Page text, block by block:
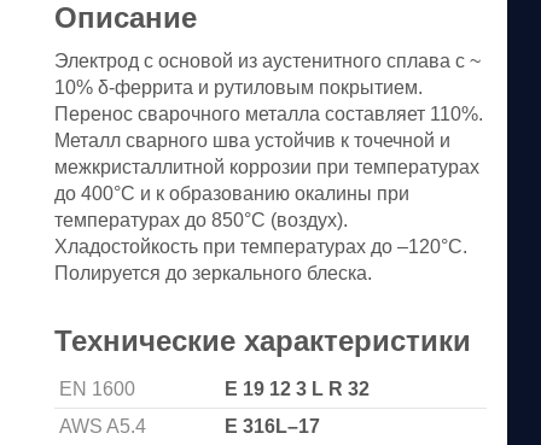
Описание
Электрод с основой из аустенитного сплава с ~
10% δ-феррита и рутиловым покрытием.
Перенос сварочного металла составляет 110%.
Металл сварного шва устойчив к точечной и
межкристаллитной коррозии при температурах
до 400°С и к образованию окалины при
температурах до 850°С (воздух).
Хладостойкость при температурах до –120°С.
Полируется до зеркального блеска.
Технические характеристики
EN 1600
E 19 12 3 L R 32
AWS A5.4
E 316L–17